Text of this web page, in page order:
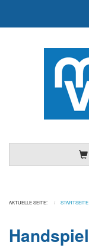
AKTUELLE SEITE: STARTSEITE
Handspiel